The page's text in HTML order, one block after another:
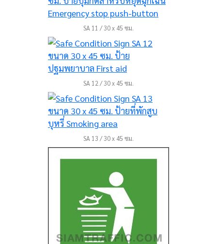
SA 11 / 30 x 45 ซม.
SA 12 / 30 x 45 ซม.
SA 13 / 30 x 45 ซม.